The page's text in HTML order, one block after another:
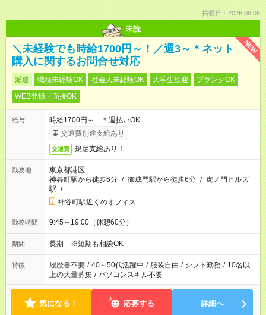
掲載日：2026.08.06
未読
NEW
＼未経験でも時給1700円～！／週3～＊ネット
購入に関するお問合せ対応
派遣 職種未経験OK 社会人未経験OK 大学生歓迎
ブランクOK
WEB登録・面接OK
給与
時給1700円～ ＊週払いOK
交通費別途支給あり
交通費 規定支給あり！
勤務地
東京都港区
神谷町駅から徒歩6分 / 御成門駅から徒歩6分 / 虎ノ門ヒルズ
駅 / …
神谷町駅近くのオフィス
勤務時間 9:45～19:00（休憩60分）
期間 長期 ※短期も相談OK
特徴 履歴書不要 / 40～50代活躍中 / 服装自由 / シフト勤務 / 10名以
上の大量募集 / パソコンスキル不要
気になる！ 応募する 詳細へ